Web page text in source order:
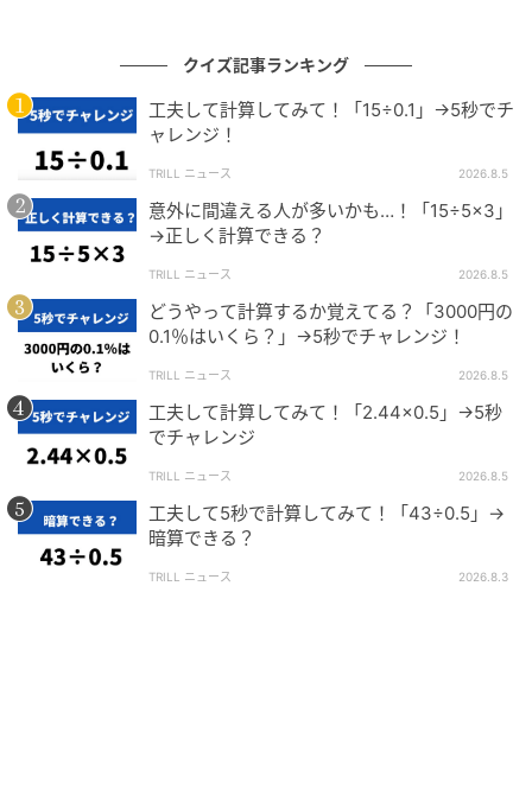
してみましょう。
※当メディアでご紹介する数学関連記事においては、
複数の解法をもつものもございます。
あくまでも一例のご紹介に留まることを、ご了承くだ
さい。
文（編集）：ニシケン
2年間、地方の学習塾に勤めて独立。現在はプロの家庭
教師として働きながら、都内の難関私立中学や高校の
予想問題や適性検査の執筆活動を行っている。たくさ
んの受験生のためになる良質な問題を作成し、どんな
人が見てもわかりやすい解答・解説の作成を志してい
る。
スピード勝負！他の問題にも挑戦しよう！
クイズ記事ランキング
工夫して計算してみて！「15÷0.1」→5秒でチ
ャレンジ！
TRILL ニュース 2026.8.5
意外に間違える人が多いかも…！「15÷5×3」
→正しく計算できる？
TRILL ニュース 2026.8.5
どうやって計算するか覚えてる？「3000円の
0.1％はいくら？」→5秒でチャレンジ！
TRILL ニュース 2026.8.5
工夫して計算してみて！「2.44×0.5」→5秒
でチャレンジ
TRILL ニュース 2026.8.5
工夫して5秒で計算してみて！「43÷0.5」→
暗算できる？
TRILL ニュース 2026.8.3